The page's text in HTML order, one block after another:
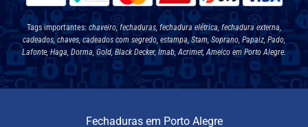
Tags importantes: chaveiro, fechaduras, fechadura elétrica, fechadura externa,
cadeados, chaves, cadeados com segredo, estampa, Stam, Soprano, Papaiz, Pado,
Lafonte, Haga, Dorma, Gold, Black Decker, Imab, Acrimet, Amelco em Porto Alegre.
Fechaduras em Porto Alegre